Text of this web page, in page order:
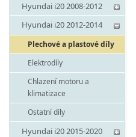
Hyundai i20 2008-2012
Hyundai i20 2012-2014
Plechové a plastové díly
Elektrodíly
Chlazení motoru a
klimatizace
Ostatní díly
Hyundai i20 2015-2020